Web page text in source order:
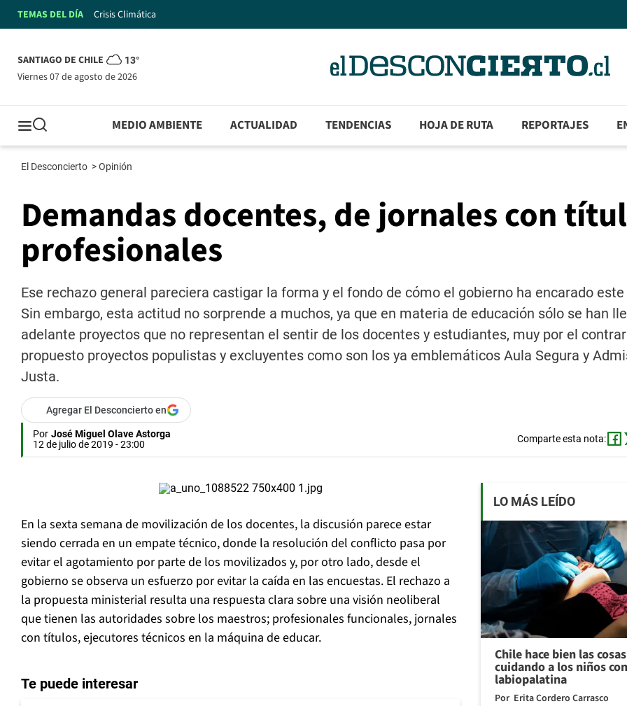
TEMAS DEL DÍA Crisis Climática
SANTIAGO DE CHILE 13°
viernes 07 de agosto de 2026
MEDIO AMBIENTE ACTUALIDAD TENDENCIAS HOJA DE RUTA REPORTAJES
El Desconcierto >Opinión
Demandas docentes, de jornales con
profesionales
Ese rechazo general pareciera castigar la forma y el fondo de cómo el gobierno ha encarado
Sin embargo, esta actitud no sorprende a muchos, ya que en materia de educación sólo se han
adelante proyectos que no representan el sentir de los docentes y estudiantes, muy por el
propuesto proyectos populistas y excluyentes como son los ya emblemáticos Aula Segura y
Justa.
Agregar El Desconcierto en
Por José Miguel Olave Astorga
12 de julio de 2019 - 23:00
Comparte esta nota:
En la sexta semana de movilización de los docentes, la discusión parece estar
siendo cerrada en un empate técnico, donde la resolución del conflicto pasa por
evitar el agotamiento por parte de los movilizados y, por otro lado, desde el
gobierno se observa un esfuerzo por evitar la caída en las encuestas. El rechazo a
la propuesta ministerial resulta una respuesta clara sobre una visión neoliberal
que tienen las autoridades sobre los maestros; profesionales funcionales, jornales
con títulos, ejecutores técnicos en la máquina de educar.
Te puede interesar
LO MÁS LEÍDO
Chile hace bien las
cuidando a los niños
labiopalatina
Por Erita Cordero Carrasco